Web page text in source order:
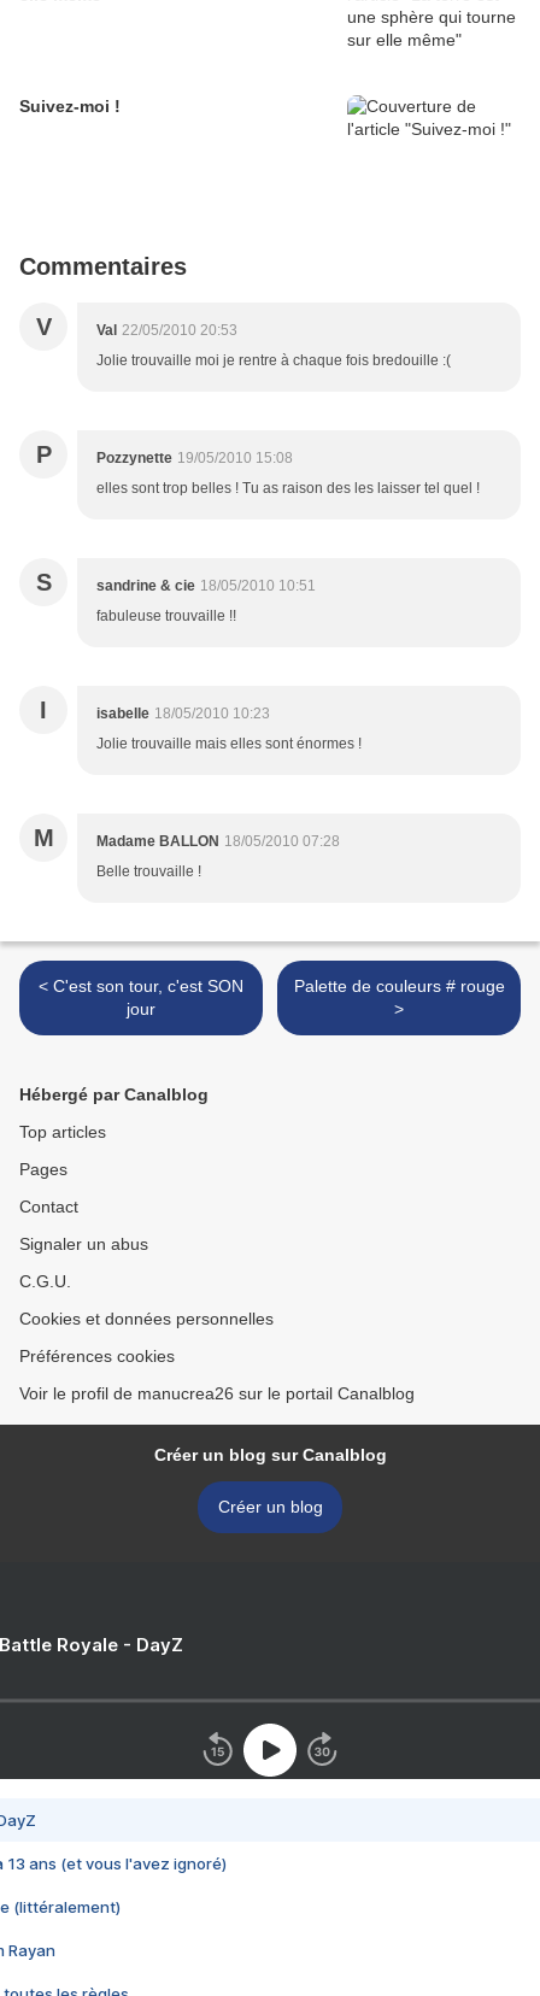
Suivez-moi !
Commentaires
V Val 22/05/2010 20:53
Jolie trouvaille moi je rentre à chaque fois bredouille :(
P Pozzynette 19/05/2010 15:08
elles sont trop belles ! Tu as raison des les laisser tel quel !
S sandrine & cie 18/05/2010 10:51
fabuleuse trouvaille !!
I isabelle 18/05/2010 10:23
Jolie trouvaille mais elles sont énormes !
M Madame BALLON 18/05/2010 07:28
Belle trouvaille !
< C'est son tour, c'est SON
jour
Palette de couleurs # rouge
>
Hébergé par Canalblog
Top articles
Pages
Contact
Signaler un abus
C.G.U.
Cookies et données personnelles
Préférences cookies
Voir le profil de manucrea26 sur le portail Canalblog
Créer un blog sur Canalblog
Créer un blog
Royale - DayZ
13 ans (et vous l'avez ignoré)
(littéralement)
Rayan